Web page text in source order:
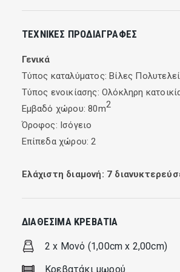
ρούχων, και ένα υπέροχο μαρμάρινο
επιπλέον κρεβάτι (πτυσόμενο)
ΤΕΧΝΙΚΈΣ ΠΡΟΔΙΑΓΡΑΦΈΣ
Γενικά
Τύπος καταλύματος: Bίλες
Τύπος ενοικίασης: Ολόκληρη
Εμβαδό χώρου: 80m2
Όροφος: Ισόγειο
Επίπεδα χώρου: 2
Ελάχιστη διαμονή: 7
ΔΙΑΘΈΣΙΜΑ ΚΡΕΒΆΤΙΑ
2 x Μονό (1,00cm x 2,00cm)
Κρεβατάκι μωρού